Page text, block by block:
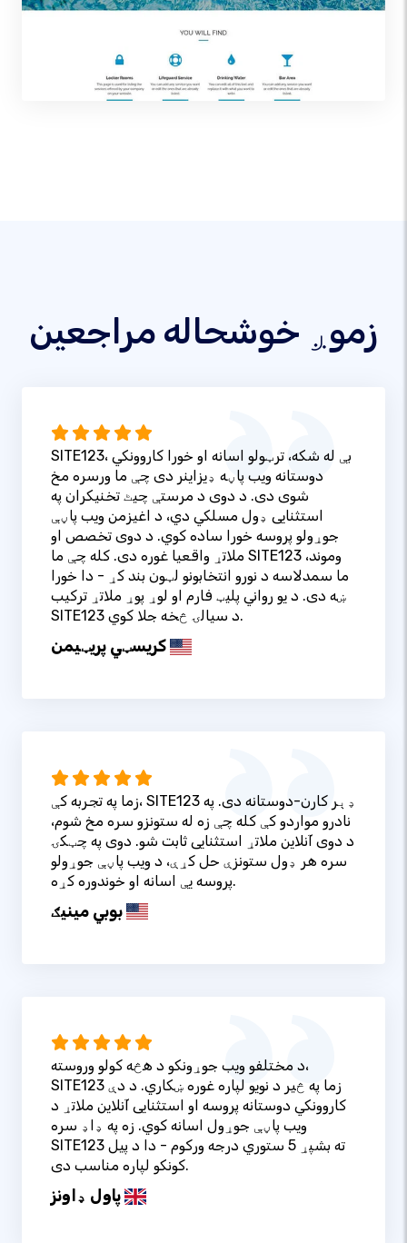
زموږ خوشحاله مراجعین
SITE123، بې له شکه، ترټولو اسانه او خورا کاروونکي
دوستانه ویب پاڼه ډیزاینر دی چې ما ورسره مخ
شوی دی. د دوی د مرستې چیٹ تخنیکران په
استثنایی ډول مسلکي دي، د اغیزمن ویب پاڼې
جوړولو پروسه خورا ساده کوي. د دوی تخصص او
ملاتړ واقعیا غوره دی. کله چې ما SITE123 وموند،
ما سمدلاسه د نورو انتخابونو لټون بند کړ - دا خورا
ښه دی. د یو رواني پلیټ فارم او لوړ پوړ ملاتړ ترکیب
SITE123 د سیالۍ څخه جلا کوي.
کریسټي پریټيمن
زما په تجربه کې، SITE123 ډېر کارن-دوستانه دی. په
نادرو مواردو کې کله چې زه له ستونزو سره مخ شوم،
د دوی آنلاین ملاتړ استثنایی ثابت شو. دوی په چټکۍ
سره هر ډول ستونزې حل کړې، د ویب پاڼې جوړولو
پروسه یې اسانه او خوندوره کړه.
بوبي مینیګ
د مختلفو ویب جوړونکو د هڅه کولو وروسته،
SITE123 زما په څیر د نویو لپاره غوره ښکاري. د دې
کاروونکي دوستانه پروسه او استثنایی آنلاین ملاتړ د
ویب پاڼې جوړول اسانه کوي. زه په ډاډ سره
SITE123 ته بشپړ 5 ستوري درجه ورکوم - دا د پیل
کونکو لپاره مناسب دی.
پاول ډاونز